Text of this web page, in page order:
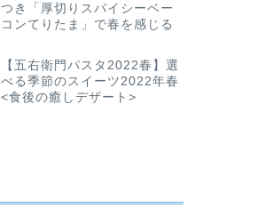
つき「厚切りスパイシーベー
コンてりたま」で春を感じる
【五右衛門パスタ2022春】選
べる季節のスイーツ2022年春
<食後の癒しデザート>